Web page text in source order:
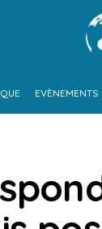
EVÈNEMENTS